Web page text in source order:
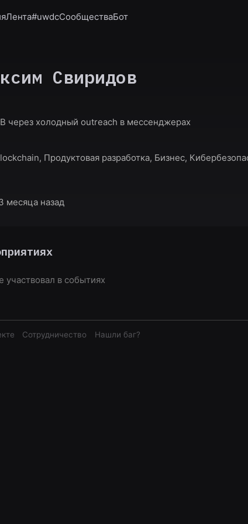
Лента#uwdcСообществаБот
Свиридов
через холодный outreach в мессенджерах
Продуктовая разработка, Бизнес,
месяца назад
участвовал в событиях
Сотрудничество Нашли баг?